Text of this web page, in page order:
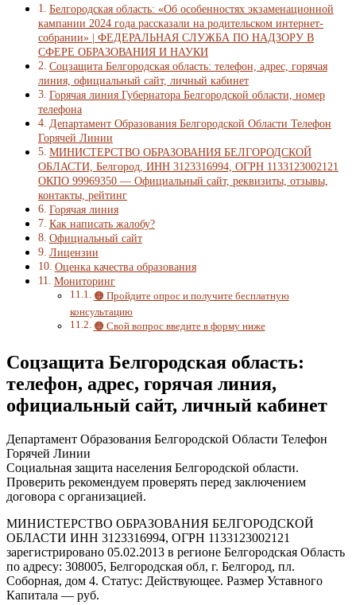
Белгородская область: «Об особенностях экзаменационной
кампании 2024 года рассказали на родительском интернет-
собрании» | ФЕДЕРАЛЬНАЯ СЛУЖБА ПО НАДЗОРУ В
СФЕРЕ ОБРАЗОВАНИЯ И НАУКИ
Соцзащита Белгородская область: телефон, адрес, горячая
линия, официальный сайт, личный кабинет
Горячая линия Губернатора Белгородской области, номер
телефона
Департамент Образования Белгородской Области Телефон
Горячей Линии
МИНИСТЕРСТВО ОБРАЗОВАНИЯ БЕЛГОРОДСКОЙ
ОБЛАСТИ, Белгород, ИНН 3123316994, ОГРН 1133123002121
ОКПО 99969350 — Официальный сайт, реквизиты, отзывы,
контакты, рейтинг
Горячая линия
Как написать жалобу?
Официальный сайт
Лицензии
Оценка качества образования
Мониторинг
🟠 Пройдите опрос и получите бесплатную
консультацию
🟠 Свой вопрос введите в форму ниже
Соцзащита Белгородская область:
телефон, адрес, горячая линия,
официальный сайт, личный кабинет
Департамент Образования Белгородской Области Телефон
Горячей Линии
Социальная защита населения Белгородской области.
Проверить рекомендуем проверять перед заключением
договора с организацией.
МИНИСТЕРСТВО ОБРАЗОВАНИЯ БЕЛГОРОДСКОЙ
ОБЛАСТИ ИНН 3123316994, ОГРН 1133123002121
зарегистрировано 05.02.2013 в регионе Белгородская Область
по адресу: 308005, Белгородская обл, г. Белгород, пл.
Соборная, дом 4. Статус: Действующее. Размер Уставного
Капитала — руб.